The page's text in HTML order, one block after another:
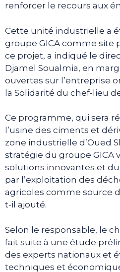
renforcer le recours aux
Cette unité industrielle a
groupe GICA comme site
ce projet, a indiqué le
Djamel Soualmia, en
ouvertes sur l’entreprise
la Solidarité du chef-lieu
Ce programme, qui sera
l’usine des ciments et
zone industrielle d’Oued
stratégie du groupe GICA
solutions innovantes et
par l’exploitation des
agricoles comme source
t-il ajouté.
Selon le responsable, le
fait suite à une étude
des experts nationaux et
techniques et